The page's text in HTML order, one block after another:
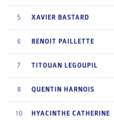
5 XAVIER BASTARD
6 BENOIT PAILLETTE
7 TITOUAN LEGOUPIL
8 QUENTIN HARNOIS
10 HYACINTHE CATHERINE